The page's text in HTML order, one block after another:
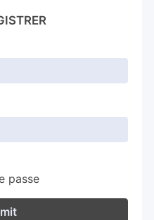
passe